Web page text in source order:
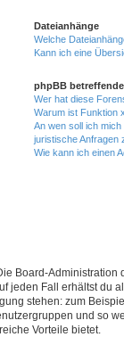
Dateianhänge
Welche
Kann ich eine
phpBB
Wer hat diese
Warum ist Funktion
An wen soll ich
juristische Anfragen
Wie kann ich einen
Board-Administration
jeden Fall erhältst du
stehen: zum
und so
Vorteile bietet.